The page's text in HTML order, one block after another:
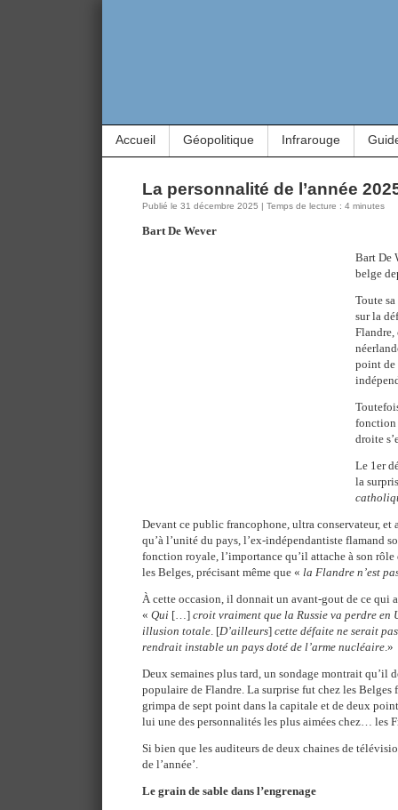
Accueil Géopolitique Infrarouge
La personnalité de l’année
Publié le 31 décembre 2025 | Temps de lecture : 4 minutes
Bart De Wever
Bart De
belge
Toute
sur la
Flandre,
point de
fonction
droite
Le 1er
la
Devant ce public francophone, ultra conservateur, et
qu’à l’unité du pays, l’ex-indépendantiste flamand
fonction royale, l’importance qu’il attache à son
les Belges, précisant même que « la Flandre n’est
À cette occasion, il donnait un avant-gout de ce qui
« Qui […] croit vraiment que la Russie va perdre en
illusion totale. [D’ailleurs] cette défaite ne serait
rendrait instable un pays doté de l’arme nucléaire.»
Deux semaines plus tard, un sondage montrait qu’il
populaire de Flandre. La surprise fut chez les Belges
grimpa de sept point dans la capitale et de deux
lui une des personnalités les plus aimées chez… les
Si bien que les auditeurs de deux chaines de
de l’année’.
Le grain de sable dans l’engrenage